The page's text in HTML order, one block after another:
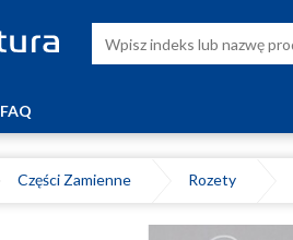
FAQ
Części Zamienne Rozety